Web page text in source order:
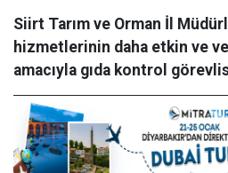
Siirt Tarım ve Orman İl
hizmetlerinin daha etkin ve
amacıyla gıda kontrol